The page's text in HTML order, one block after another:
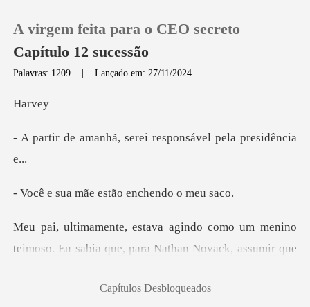
Loja
Sair
A virgem feita para o CEO secreto
Capítulo 12 sucessão
Palavras: 1209 |Lançado em: 27/11/2024
rv
, serei responsável
ãe estão enche
Nathan Novack, assumir que
Capítulos Desbloqueados